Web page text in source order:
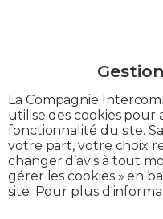
Nous
vous,
La Compagnie
utilise des cookies pour
fonctionnalité du site.
votre part, votre choix
changer d’avis à tout
gérer les cookies » en
site. Pour plus